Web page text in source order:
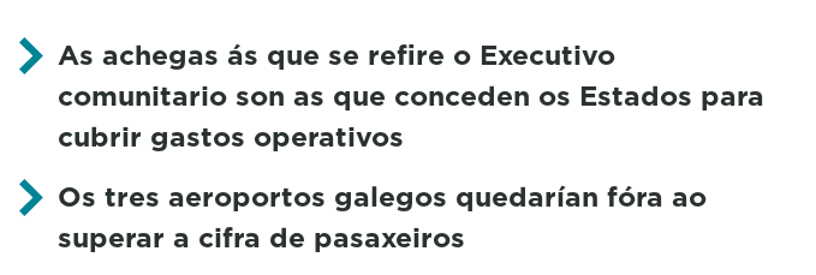
As achegas ás que se refire o Executivo
comunitario son as que conceden os Estados para
cubrir gastos operativos
Os tres aeroportos galegos quedarían fóra ao
superar a cifra de pasaxeiros